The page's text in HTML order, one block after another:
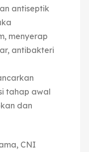
antiseptik
menyerap
antibakteri
tahap awal
dan
CNI